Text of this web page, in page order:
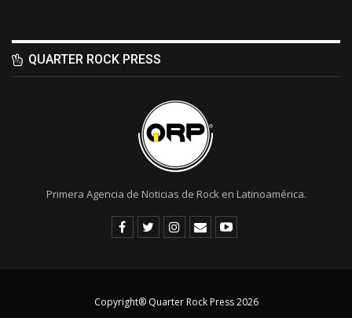
QUARTER ROCK PRESS
Primera Agencia de Noticias de Rock en Latinoamérica.
Copyright® Quarter Rock Press 2026